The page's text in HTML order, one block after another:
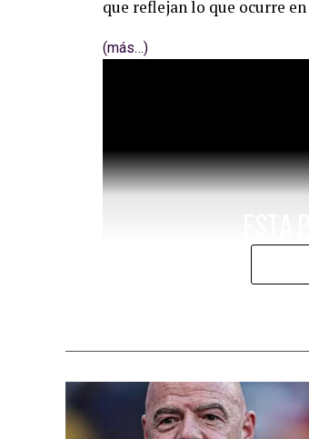
que reflejan lo que ocurre
(más…)